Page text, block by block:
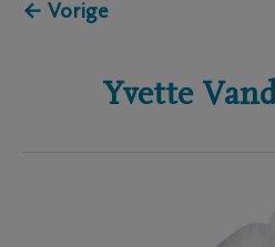
← Vorige
Yvette